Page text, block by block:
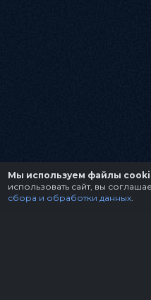
Мы используем файлы
использовать сайт, вы
сбора и обработки данных